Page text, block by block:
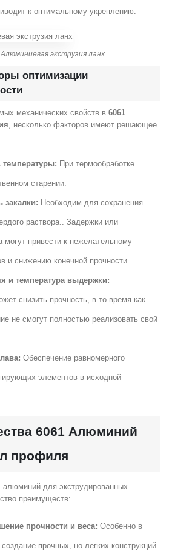
к оптимальному укреплению.
экструзия ланх
оптимизации
механических свойств в 6061
, несколько факторов имеют решающее
При термообработке
старении.
закалки: Необходим для сохранения
раствора.. Задержки или
могут привести к нежелательному
и снижению конечной прочности..
и температура выдержки:
снизить прочность, в то время как
не смогут полностью реализовать свой
Обеспечение равномерного
элементов в исходной
6061 Алюминий
профиля
для экструдированных
преимуществ:
прочности и веса: Особенно в
прочных, но легких конструкций.